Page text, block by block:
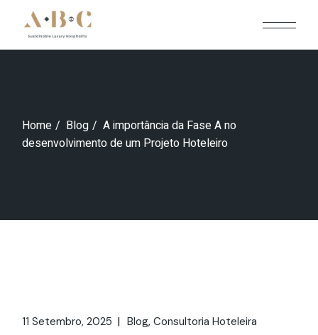
content
Home Blog
A importância da Fase A no
desenvolvimento de um Projeto Hoteleiro
11 Setembro, 2025 Blog Consultoria Hoteleira